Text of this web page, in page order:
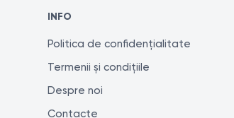
INFO
Politica de confidențialitate
Termenii și condițiile
Despre noi
Contacte